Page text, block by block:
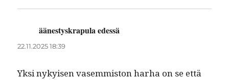
äänestyskrapula edessä
22.11.2025 18:39
Yksi nykyisen vasem­mis­ton harha on se että